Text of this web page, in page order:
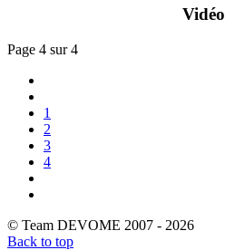
Vidéo
Page 4 sur 4
1
2
3
4
© Team DEVOME 2007 - 2026
Back to top